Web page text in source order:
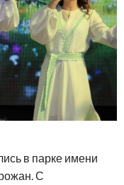
в парке имени
С